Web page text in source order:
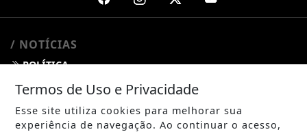
/ NOTÍCIAS
POLÍTICA
MUNDO
ENTRETENIMENTO
Termos de Uso e Privacidade
Esse site utiliza cookies para melhorar sua
experiência de navegação. Ao continuar o acesso,